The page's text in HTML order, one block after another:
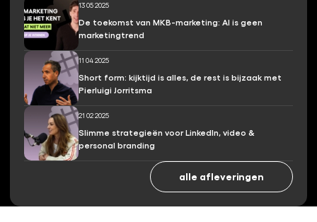
13 05 2025
De toekomst van MKB-marketing: AI is geen
marketingtrend
11 04 2025
Short form: kijktijd is alles, de rest is bijzaak met
Pierluigi Jorritsma
21 02 2025
Slimme strategieën voor LinkedIn, video &
personal branding
alle afleveringen